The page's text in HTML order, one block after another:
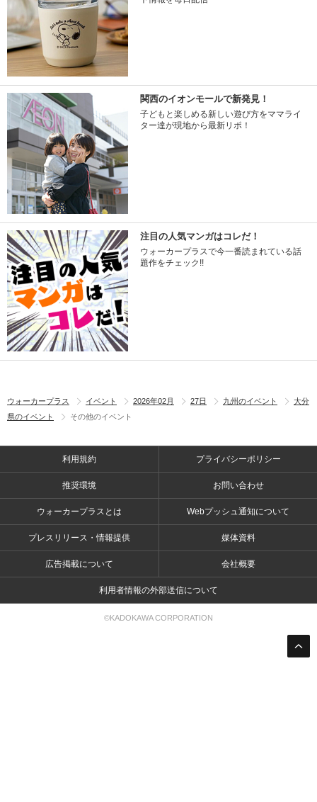
関西のイオンモールで新発見！
子どもと楽しめる新しい遊び方をママライ
ター達が現地から最新リポ！
注目の人気マンガはコレだ！
ウォーカープラスで今一番読まれている話
題作をチェック!!
ウォーカープラス イベント 2026年02月 27日 九州のイベント
大分
県のイベント
その他のイベント
利用規約 プライバシーポリシー
推奨環境 お問い合わせ
ウォーカープラスとは Webプッシュ通知について
プレスリリース・情報提供 媒体資料
広告掲載について 会社概要
利用者情報の外部送信について
©KADOKAWA CORPORATION